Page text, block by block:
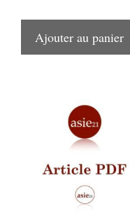
Ajouter au panier